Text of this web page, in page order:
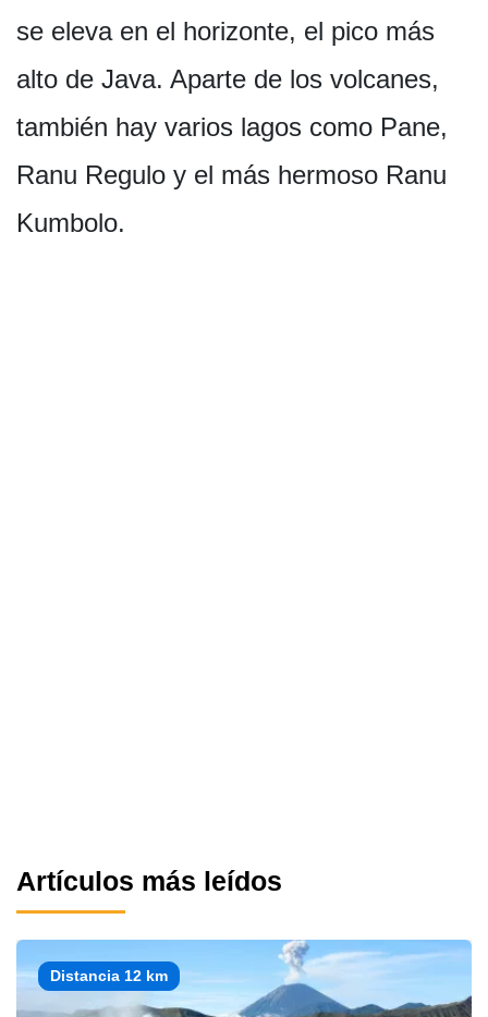
se eleva en el horizonte, el pico más
alto de Java. Aparte de los volcanes,
también hay varios lagos como Pane,
Ranu Regulo y el más hermoso Ranu
Kumbolo.
Artículos más leídos
Distancia 12 km